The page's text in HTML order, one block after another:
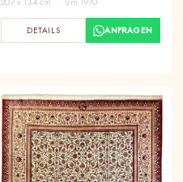
DETAILS ANFRAGEN